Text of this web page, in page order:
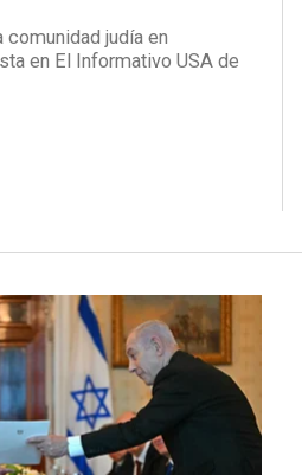
judía en
en El Informativo USA de